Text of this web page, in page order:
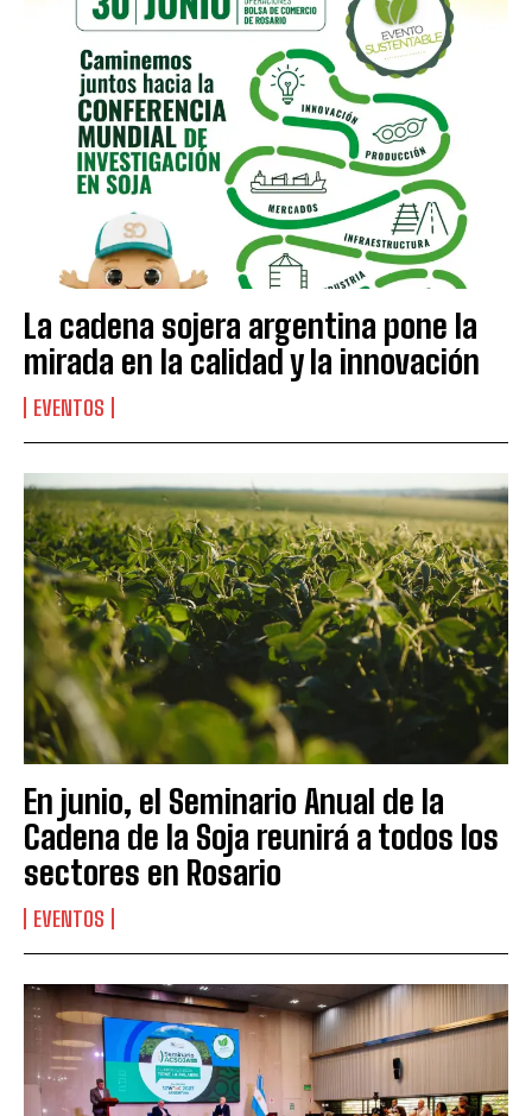
La cadena sojera argentina pone la
mirada en la calidad y la innovación
EVENTOS
En junio, el Seminario Anual de la
Cadena de la Soja reunirá a todos los
sectores en Rosario
EVENTOS